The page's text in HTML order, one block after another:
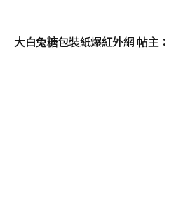
大白兔糖包裝紙爆紅外網 帖主